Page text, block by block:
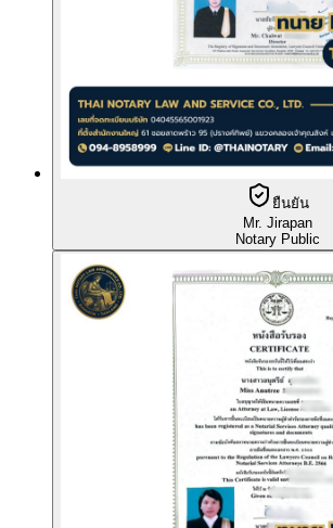
ยืนยัน
Mr. Jirapan
Notary Public